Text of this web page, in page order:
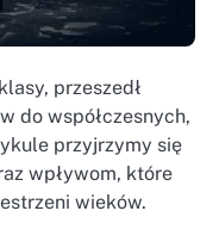
przeszedł
do współczesnych,
przyjrzymy się
wpływom, które
wieków.